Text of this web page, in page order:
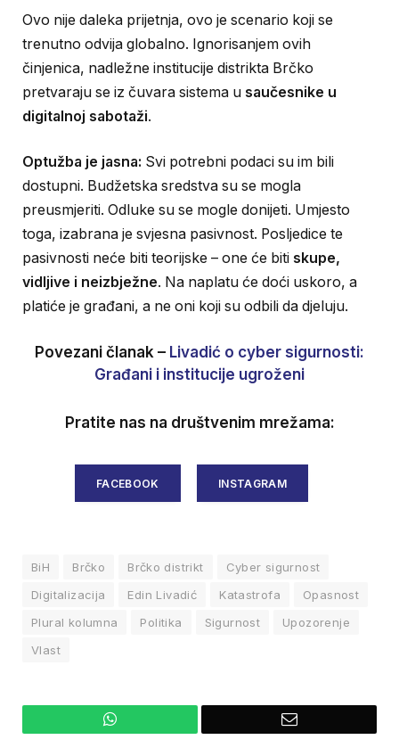
Ovo nije daleka prijetnja, ovo je scenario koji se
trenutno odvija globalno. Ignorisanjem ovih
činjenica, nadležne institucije distrikta Brčko
pretvaraju se iz čuvara sistema u saučesnike u
digitalnoj sabotaži.
Optužba je jasna: Svi potrebni podaci su im bili
dostupni. Budžetska sredstva su se mogla
preusmjeriti. Odluke su se mogle donijeti. Umjesto
toga, izabrana je svjesna pasivnost. Posljedice te
pasivnosti neće biti teorijske – one će biti skupe,
vidljive i neizbježne. Na naplatu će doći uskoro, a
platiće je građani, a ne oni koji su odbili da djeluju.
Povezani članak – Livadić o cyber sigurnosti:
Građani i institucije ugroženi
Pratite nas na društvenim mrežama:
FACEBOOK INSTAGRAM
BiH Brčko Brčko distrikt
Cyber sigurnost
Digitalizacija
Edin Livadić Katastrofa
Opasnost
Plural kolumna
Politika Sigurnost
Upozorenje
Vlast
WhatsApp Email